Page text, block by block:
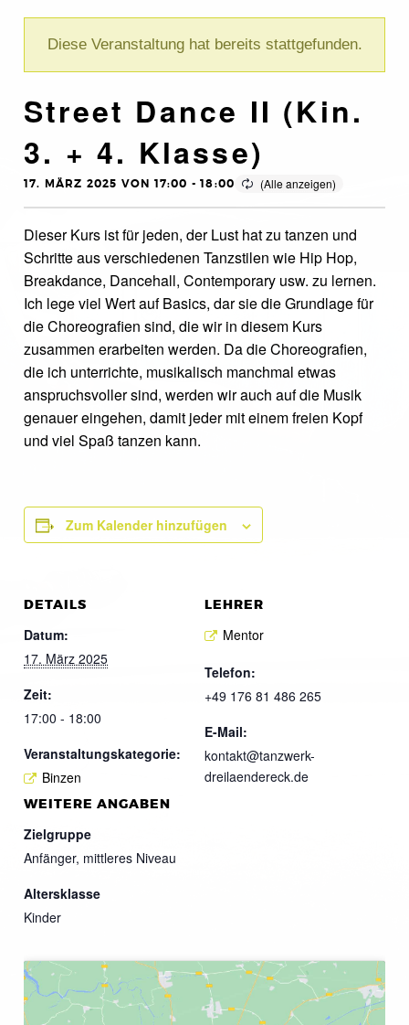
Diese Veranstaltung hat bereits stattgefunden.
Street Dance II (Kin.
3. + 4. Klasse)
17. MÄRZ 2025 VON 17:00 -18:00
Dieser Kurs ist für jeden, der Lust hat zu tanzen und
Schritte aus verschiedenen Tanzstilen wie Hip Hop,
Breakdance, Dancehall, Contemporary usw. zu lernen.
Ich lege viel Wert auf Basics, dar sie die Grundlage für
die Choreografien sind, die wir in diesem Kurs
zusammen erarbeiten werden. Da die Choreografien,
die ich unterrichte, musikalisch manchmal etwas
anspruchsvoller sind, werden wir auch auf die Musik
genauer eingehen, damit jeder mit einem freien Kopf
und viel Spaß tanzen kann.
Zum Kalender hinzufügen
DETAILS
Datum:
17. März 2025
Zeit:
17:00 - 18:00
Veranstaltungskategorie:
Binzen
LEHRER
Mentor
Telefon:
+49 176 81 486 265
E-Mail:
kontakt@tanzwerk-
dreilaendereck.de
WEITERE ANGABEN
Zielgruppe
Anfänger, mittleres Niveau
Altersklasse
Kinder